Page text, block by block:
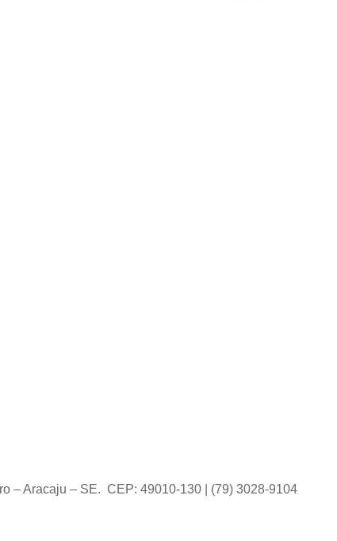
– Aracaju – SE. CEP: 49010-130 | (79) 3028-9104